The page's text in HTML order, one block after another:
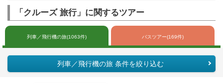
「クルーズ 旅行」に関するツアー
列車／飛行機の旅(1063件) バスツアー(169件)
列車／飛行機の旅 条件を絞り込む